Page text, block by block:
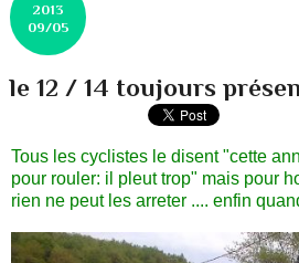
2013
09/05
le 12 / 14 toujours
Tous les cyclistes le disent "cette
pour rouler: il pleut trop" mais pour
rien ne peut les arreter .... enfin